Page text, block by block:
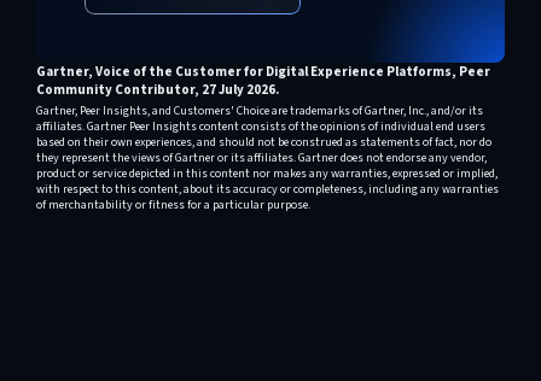
Gartner, Voice of the Customer for Digital Experience Platforms, Peer
Community Contributor, 27 July 2026.
Gartner, Peer Insights, and Customers' Choice are trademarks of Gartner, Inc., and/or its
affiliates. Gartner Peer Insights content consists of the opinions of individual end users
based on their own experiences, and should not be construed as statements of fact, nor do
they represent the views of Gartner or its affiliates. Gartner does not endorse any vendor,
product or service depicted in this content nor makes any warranties, expressed or implied,
with respect to this content, about its accuracy or completeness, including any warranties
of merchantability or fitness for a particular purpose.